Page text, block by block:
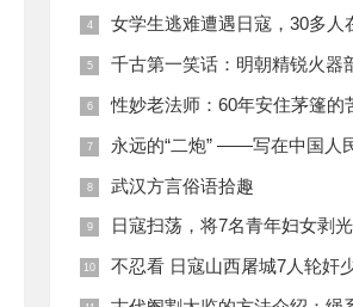
女学生逃难遭遇日寇，30多人在一所小校里被集
千古第一笑话：明朝精锐火器部队亡于一
性妙老法师：60年安住茅篷的
永远的“二炮” ——写在中国人民解放军火箭军组
武汉方言俗语拾趣
日寇扫荡，将7名青年妇女剥光衣裤在庙前
不忍看 日寇山西屠城7人轮奸少女后揪双腿活